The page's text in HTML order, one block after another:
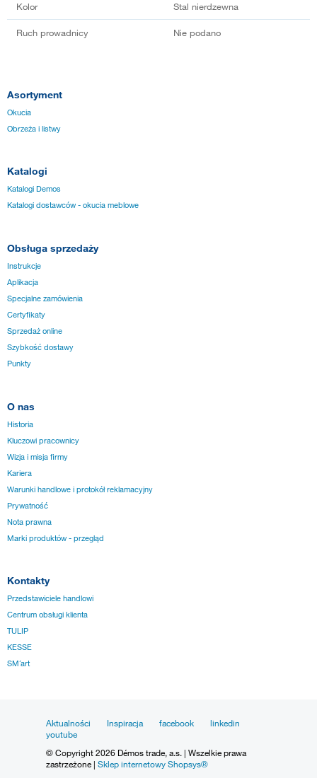
Kolor Stal nierdzewna
Ruch prowadnicy Nie podano
Asortyment
Okucia
Obrzeża i listwy
Katalogi
Katalogi Demos
Katalogi dostawców - okucia meblowe
Obsługa sprzedaży
Instrukcje
Aplikacja
Specjalne zamówienia
Certyfikaty
Sprzedaż online
Szybkość dostawy
Punkty
O nas
Historia
Kluczowi pracownicy
Wizja i misja firmy
Kariera
Warunki handlowe i protokół reklamacyjny
Prywatność
Nota prawna
Marki produktów - przegląd
Kontakty
Przedstawiciele handlowi
Centrum obsługi klienta
TULIP
KESSE
SM´art
Aktualności Inspiracja facebook
linkedin
youtube
© Copyright 2026 Démos trade, a.s. | Wszelkie prawa
zastrzeżone | Sklep internetowy Shopsys®